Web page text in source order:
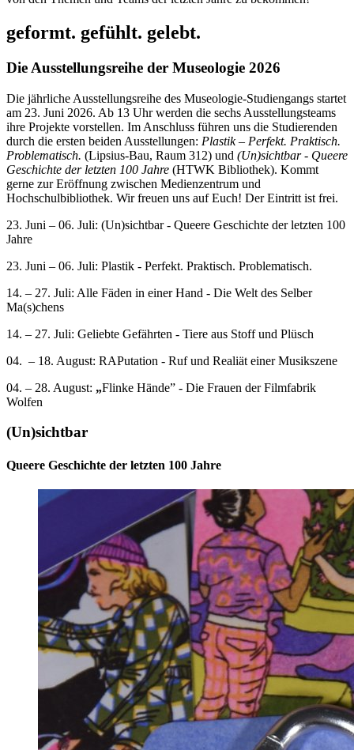
geformt. gefühlt. gelebt.
Die Ausstellungsreihe der Museologie 2026
Die jährliche Ausstellungsreihe des Museologie-Studiengangs startet
am 23. Juni 2026. Ab 13 Uhr werden die sechs Ausstellungsteams
ihre Projekte vorstellen. Im Anschluss führen uns die Studierenden
durch die ersten beiden Ausstellungen: Plastik – Perfekt. Praktisch.
Problematisch. (Lipsius-Bau, Raum 312) und (Un)sichtbar - Queere
Geschichte der letzten 100 Jahre (HTWK Bibliothek). Kommt
gerne zur Eröffnung zwischen Medienzentrum und
Hochschulbibliothek. Wir freuen uns auf Euch! Der Eintritt ist frei.
23. Juni – 06. Juli: (Un)sichtbar - Queere Geschichte der letzten 100
Jahre
23. Juni – 06. Juli: Plastik - Perfekt. Praktisch. Problematisch.
14. – 27. Juli: Alle Fäden in einer Hand - Die Welt des Selber
Ma(s)chens
14. – 27. Juli: Geliebte Gefährten - Tiere aus Stoff und Plüsch
04. – 18. August: RAPutation - Ruf und Realiät einer Musikszene
04. – 28. August: „Flinke Hände” - Die Frauen der Filmfabrik
Wolfen
(Un)sichtbar
Queere Geschichte der letzten 100 Jahre